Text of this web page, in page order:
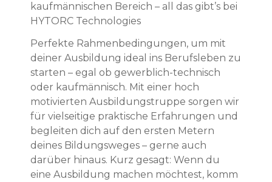
kaufmännischen Bereich – all das gibt’s bei
HYTORC Technologies
Perfekte Rahmenbedingungen, um mit
deiner Ausbildung ideal ins Berufsleben zu
starten – egal ob gewerblich-technisch
oder kaufmännisch. Mit einer hoch
motivierten Ausbildungstruppe sorgen wir
für vielseitige praktische Erfahrungen und
begleiten dich auf den ersten Metern
deines Bildungsweges – gerne auch
darüber hinaus. Kurz gesagt: Wenn du
eine Ausbildung machen möchtest, komm